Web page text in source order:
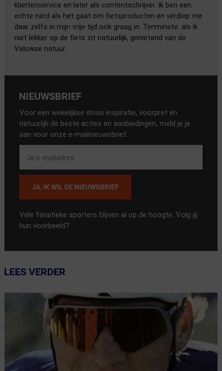
klantenservice en later als contentschrijver. Ik ben een
echte nerd als het gaat om fietsproducten en verdiep me
daar zelfs in mijn vrije tijd ook graag in. Tenminste: als ik
niet lekker op de fiets zit natuurlijk, genietend van de
Veluwse natuur.
NIEUWSBRIEF
Voor een wekelijkse dosis inspiratie, voorpret én
natuurlijk de beste acties en aanbiedingen, meld je je
aan voor onze e-mailnieuwsbrief.
JA, IK WIL DE NIEUWSBRIEF
Vele fanatieke sporters blijven al op de hoogte. Volg jij
hun voorbeeld?
LEES VERDER